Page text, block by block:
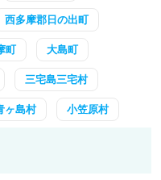
西多摩郡日の出町
町 大島町
三宅島三宅村
ヶ島村 小笠原村